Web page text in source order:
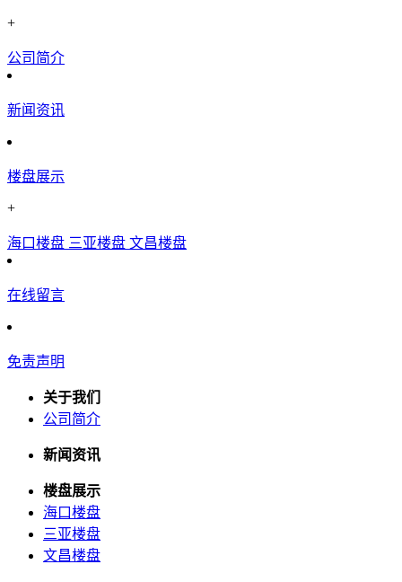
+
公司简介
新闻资讯
楼盘展示
+
海口楼盘 三亚楼盘 文昌楼盘
在线留言
免责声明
关于我们
公司简介
新闻资讯
楼盘展示
海口楼盘
三亚楼盘
文昌楼盘